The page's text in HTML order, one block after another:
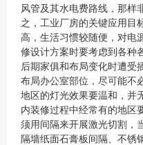
风管及其水电费路线，那样
之，工业厂房的关键应用目
高，生活习惯较随便，对电
修设计方案时要考虑到各种
后期家俱和布局变化时遭受
布局办公室部位，尽可能不
地区的灯光效果要温和，并
内装修过程中经常有的地区
须用间隔来开展激光切割，
隔墙纸面石膏板间隔、不锈